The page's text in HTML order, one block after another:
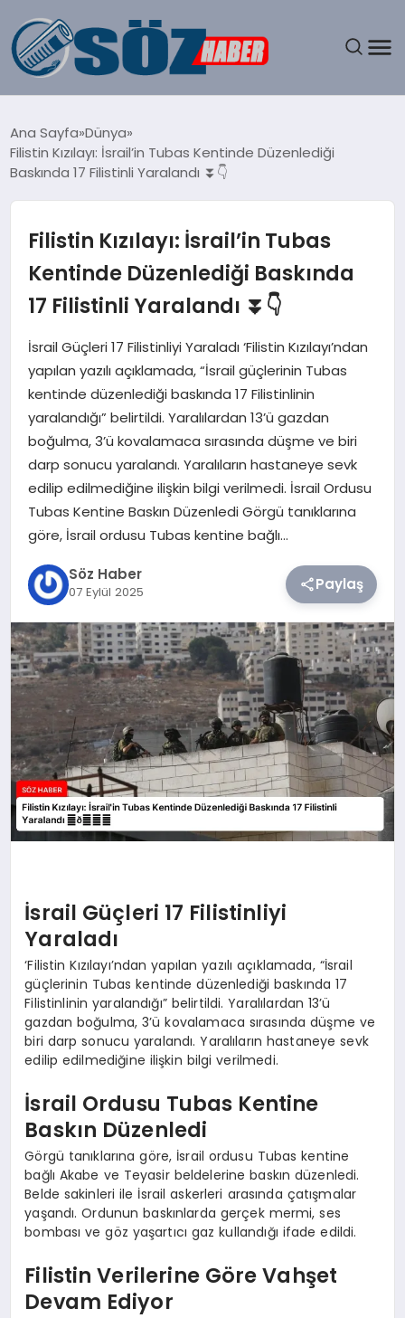
SPOR
EĞITIM
SAĞLIK
DÜNYA
TEKNOLOJI
SIYASET
YAŞAM
Ana Sayfa Dünya
Filistin Kızılayı: İsrail’in Tubas Kentinde Düzenlediği
Baskında 17 Filistinli Yaralandı ⏬👇
Filistin Kızılayı: İsrail’in Tubas
Kentinde Düzenlediği Baskında
17 Filistinli Yaralandı ⏬👇
İsrail Güçleri 17 Filistinliyi Yaraladı ‘Filistin Kızılayı’ndan
yapılan yazılı açıklamada, “İsrail güçlerinin Tubas
kentinde düzenlediği baskında 17 Filistinlinin
yaralandığı” belirtildi. Yaralılardan 13’ü gazdan
boğulma, 3’ü kovalamaca sırasında düşme ve biri
darp sonucu yaralandı. Yaralıların hastaneye sevk
edilip edilmediğine ilişkin bilgi verilmedi. İsrail Ordusu
Tubas Kentine Baskın Düzenledi Görgü tanıklarına
göre, İsrail ordusu Tubas kentine bağlı…
Söz Haber
07 Eylül 2025 Paylaş
İsrail Güçleri 17 Filistinliyi
Yaraladı
‘Filistin Kızılayı’ndan yapılan yazılı açıklamada, “İsrail
güçlerinin Tubas kentinde düzenlediği baskında 17
Filistinlinin yaralandığı” belirtildi. Yaralılardan 13’ü
gazdan boğulma, 3’ü kovalamaca sırasında düşme ve
biri darp sonucu yaralandı. Yaralıların hastaneye sevk
edilip edilmediğine ilişkin bilgi verilmedi.
İsrail Ordusu Tubas Kentine
Baskın Düzenledi
Görgü tanıklarına göre, İsrail ordusu Tubas kentine
bağlı Akabe ve Teyasir beldelerine baskın düzenledi.
Belde sakinleri ile İsrail askerleri arasında çatışmalar
yaşandı. Ordunun baskınlarda gerçek mermi, ses
bombası ve göz yaşartıcı gaz kullandığı ifade edildi.
Filistin Verilerine Göre Vahşet
Devam Ediyor